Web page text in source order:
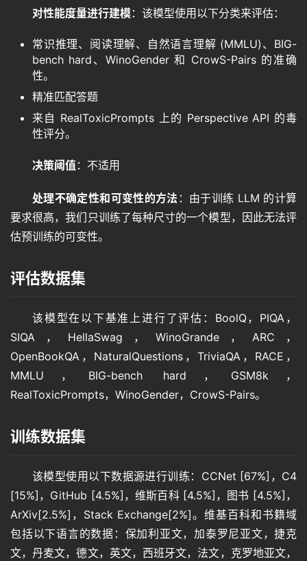
页
画
音
专
题
登录 注册
对性能度量进行建模：该模型使用以下分类来评估：
常识推理、阅读理解、自然语言理解 (MMLU)、BIG-
bench hard、WinoGender 和 CrowS-Pairs 的准确
性。
精准匹配答题
来自 RealToxicPrompts 上的 Perspective API 的毒
性评分。
决策阈值：不适用
处理不确定性和可变性的方法 ：由于训练 LLM 的计算
要求很高，我们只训练了每种尺寸的一个模型，因此无法评
估预训练的可变性。
评估数据集
该模型在以下基准上进行了评估：BoolQ，PIQA，
SIQA，HellaSwag，WinoGrande，ARC，
OpenBookQA，NaturalQuestions，TriviaQA，RACE，
MMLU，BIG-bench hard，GSM8k，
RealToxicPrompts，WinoGender，CrowS-Pairs。
训练数据集
该模型使用以下数据源进行训练：CCNet [67%]，C4
[15%]，GitHub [4.5%]，维斯百科 [4.5%]，图书 [4.5%]，
ArXiv[2.5%]，Stack Exchange[2%]。维基百科和书籍域
包括以下语言的数据：保加利亚文，加泰罗尼亚文，捷克
文，丹麦文，德文，英文，西班牙文，法文，克罗地亚文，